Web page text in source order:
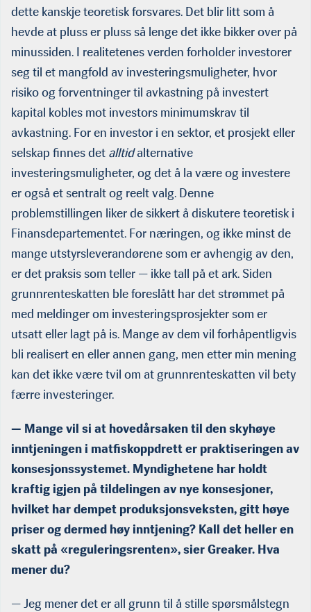
dette kanskje teoretisk forsvares. Det blir litt som å
hevde at pluss er pluss så lenge det ikke bikker over på
minussiden. I realitetenes verden forholder investorer
seg til et mangfold av investeringsmuligheter, hvor
risiko og forventninger til avkastning på investert
kapital kobles mot investors minimumskrav til
avkastning. For en investor i en sektor, et prosjekt eller
selskap finnes det alltidalternative
investeringsmuligheter, og det å la være og investere
er også et sentralt og reelt valg. Denne
problemstillingen liker de sikkert å diskutere teoretisk i
Finansdepartementet. For næringen, og ikke minst de
mange utstyrsleverandørene som er avhengig av den,
er det praksis som teller — ikke tall på et ark. Siden
grunnrenteskatten ble foreslått har det strømmet på
med meldinger om investeringsprosjekter som er
utsatt eller lagt på is. Mange av dem vil forhåpentligvis
bli realisert en eller annen gang, men etter min mening
kan det ikke være tvil om at grunnrenteskatten vil bety
færre investeringer.
— Mange vil si at hovedårsaken til den skyhøye
inntjeningen i matfiskoppdrett er praktiseringen av
konsesjonssystemet. Myndighetene har holdt
kraftig igjen på tildelingen av nye konsesjoner,
hvilket har dempet produksjonsveksten, gitt høye
priser og dermed høy inntjening? Kall det heller en
skatt på «reguleringsrenten», sier Greaker. Hva
mener du?
— Jeg mener det er all grunn til å stille spørsmålstegn